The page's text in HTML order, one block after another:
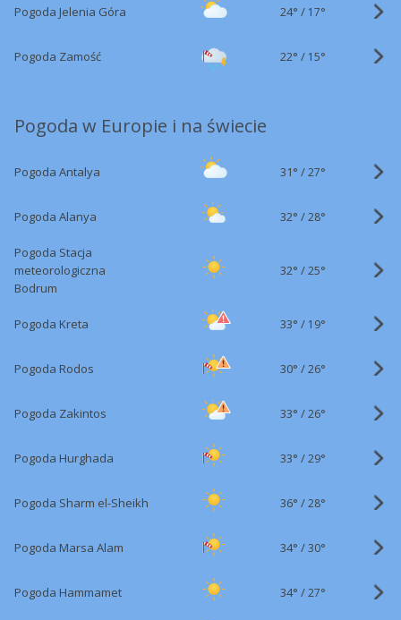
Pogoda Jelenia Góra 24° / 17°
Pogoda Zamość 22° / 15°
Pogoda w Europie i na świecie
Pogoda Antalya 31° /27°
Pogoda Alanya 32° /28°
Pogoda Stacja
meteorologiczna
Bodrum
32° /25°
Pogoda Kreta 33° / 19°
Pogoda Rodos 30° /26°
Pogoda Zakintos 33° /26°
Pogoda Hurghada 33° /29°
Pogoda Sharm el-Sheikh 36° /28°
Pogoda Marsa Alam 34° /30°
Pogoda Hammamet 34° /27°